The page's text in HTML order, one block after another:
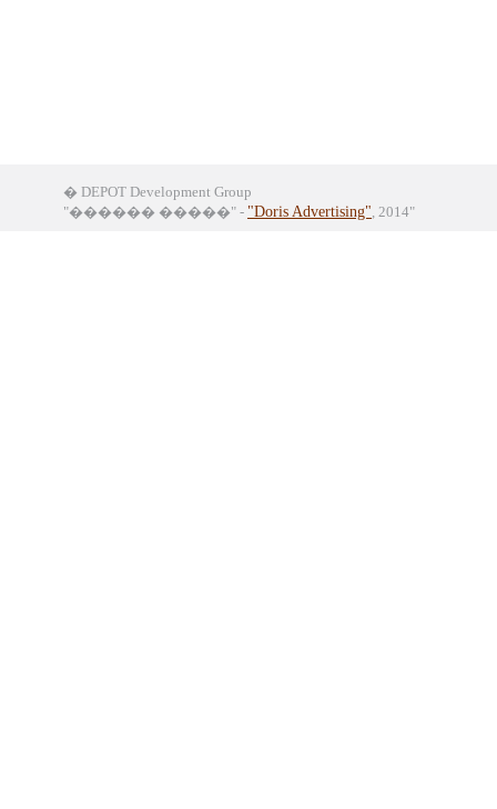
� DEPOT Development Group
"������ �����" - "Doris Advertising", 2014"